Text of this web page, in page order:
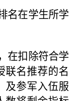
名在学生所学
在扣除符合学
联名推荐的名
及参军入伍服